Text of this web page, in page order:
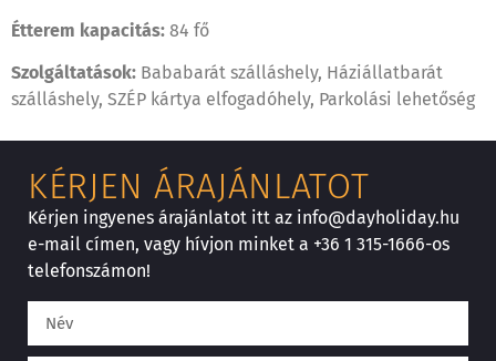
Étterem kapacitás: 84 fő
Szolgáltatások: Bababarát szálláshely, Háziállatbarát
szálláshely, SZÉP kártya elfogadóhely, Parkolási lehetőség
KÉRJEN ÁRAJÁNLATOT
Kérjen ingyenes árajánlatot itt az info@dayholiday.hu
e-mail címen, vagy hívjon minket a +36 1 315-1666-os
telefonszámon!